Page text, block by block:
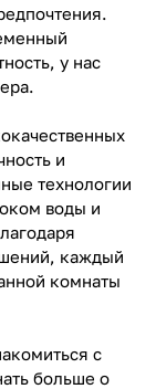
у нас
и
технологии
воды и
каждый
комнаты
с
больше о